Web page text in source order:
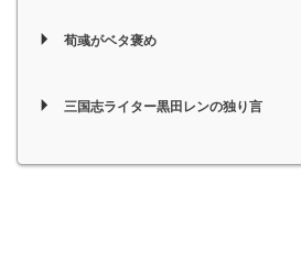
荀彧がベタ褒め
三国志ライター黒田レンの独り言